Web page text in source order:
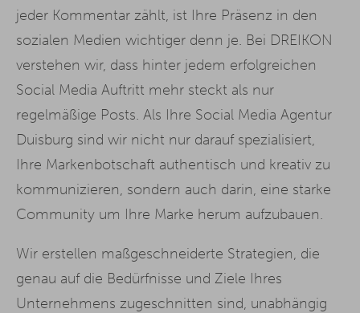
jeder Kommentar zählt, ist Ihre Präsenz in den
sozialen Medien wichtiger denn je. Bei DREIKON
verstehen wir, dass hinter jedem erfolgreichen
Social Media Auftritt mehr steckt als nur
regelmäßige Posts. Als Ihre Social Media Agentur
Duisburg sind wir nicht nur darauf spezialisiert,
Ihre Markenbotschaft authentisch und kreativ zu
kommunizieren, sondern auch darin, eine starke
Community um Ihre Marke herum aufzubauen.
Wir erstellen maßgeschneiderte Strategien, die
genau auf die Bedürfnisse und Ziele Ihres
Unternehmens zugeschnitten sind, unabhängig